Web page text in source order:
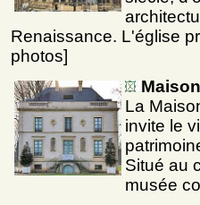
Renaissance. L'église
photos]
La
invite le
Situé au
musée